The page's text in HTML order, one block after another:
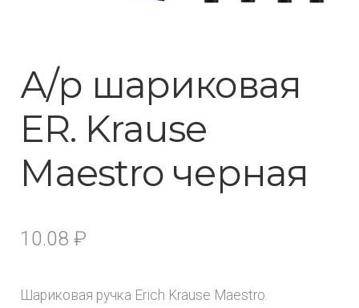
А/р шариковая
ER. Krause
Maestro черная
10.08 ₽
Шариковая ручка Erich Krause Maestro.